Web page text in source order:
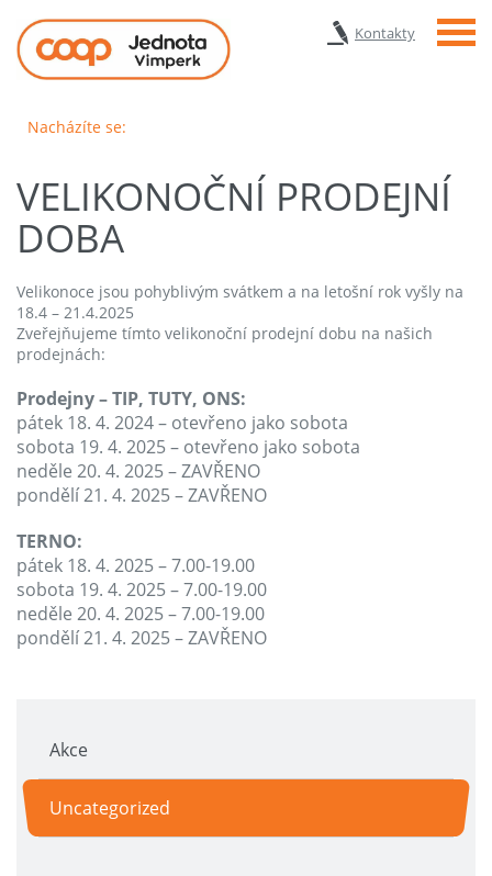
Kontakty Menu
Nacházíte se:
VELIKONOČNÍ PRODEJNÍ
DOBA
Velikonoce jsou pohyblivým svátkem a na letošní rok vyšly na
18.4 – 21.4.2025
Zveřejňujeme tímto velikonoční prodejní dobu na našich
prodejnách:
Prodejny – TIP, TUTY, ONS:
pátek 18. 4. 2024 – otevřeno jako sobota
sobota 19. 4. 2025 – otevřeno jako sobota
neděle 20. 4. 2025 – ZAVŘENO
pondělí 21. 4. 2025 – ZAVŘENO
TERNO:
pátek 18. 4. 2025 – 7.00-19.00
sobota 19. 4. 2025 – 7.00-19.00
neděle 20. 4. 2025 – 7.00-19.00
pondělí 21. 4. 2025 – ZAVŘENO
Akce
Uncategorized